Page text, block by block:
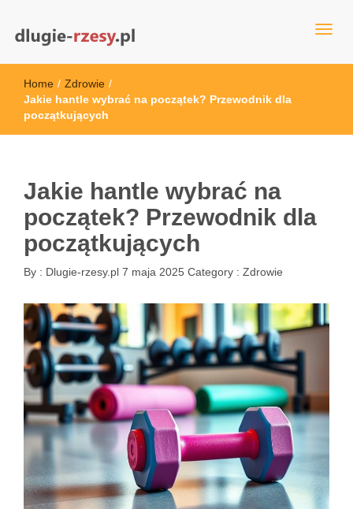
dlugie-rzesy.pl
Home / Zdrowie /
Jakie hantle wybrać na początek? Przewodnik dla
początkujących
Jakie hantle wybrać na
początek? Przewodnik dla
początkujących
By : Dlugie-rzesy.pl 7 maja 2025 Category : Zdrowie